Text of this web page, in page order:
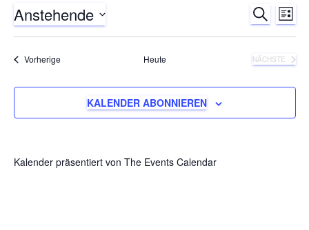
Suche
SUCHE
LISTE
Anstehende
VorherigeVeranstaltungen Heute
NÄCHSTE
KALENDER ABONNIEREN
Kalender präsentiert von The Events Calendar